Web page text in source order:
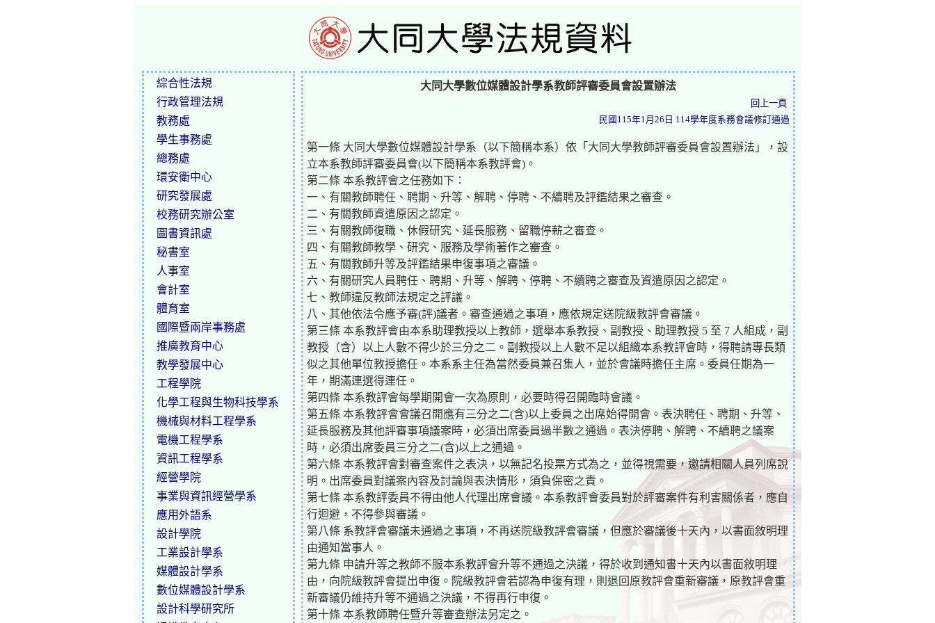
綜合性法規
行政管理法規
教務處
學生事務處
總務處
環安衛中心
研究發展處
校務研究辦公室
圖書資訊處
秘書室
人事室
會計室
體育室
國際暨兩岸事務處
推廣教育中心
教學發展中心
工程學院
化學工程與生物科技學系
機械與材料工程學系
電機工程學系
資訊工程學系
經營學院
事業與資訊經營學系
應用外語系
設計學院
工業設計學系
媒體設計學系
數位媒體設計學系
設計科學研究所
大同大學數位媒體設計學系教師評審委員會設置辦法
回上一頁
民國115年1月26日 114學年度系務會議修訂通過
第一條 大同大學數位媒體設計學系（以下簡稱本系）依「大同大學教師評審委員會設置辦法」，設
立本系教師評審委員會(以下簡稱本系教評會)。
第二條 本系教評會之任務如下：
一、有關教師聘任、聘期、升等、解聘、停聘、不續聘及評鑑結果之審查。
二、有關教師資遣原因之認定。
三、有關教師復職、休假研究、延長服務、留職停薪之審查。
四、有關教師教學、研究、服務及學術著作之審查。
五、有關教師升等及評鑑結果申復事項之審議。
六、有關研究人員聘任、聘期、升等、解聘、停聘、不續聘之審查及資遣原因之認定。
七、教師違反教師法規定之評議。
八、其他依法令應予審(評)議者。審查通過之事項，應依規定送院級教評會審議。
第三條 本系教評會由本系助理教授以上教師，選舉本系教授、副教授、助理教授 5 至 7 人組成，副
教授（含）以上人數不得少於三分之二。副教授以上人數不足以組織本系教評會時，得聘請專長類
似之其他單位教授擔任。本系系主任為當然委員兼召集人，並於會議時擔任主席。委員任期為一
年，期滿連選得連任。
第四條 本系教評會每學期開會一次為原則，必要時得召開臨時會議。
第五條 本系教評會會議召開應有三分之二(含)以上委員之出席始得開會。表決聘任、聘期、升等、
延長服務及其他評審事項議案時，必須出席委員過半數之通過。表決停聘、解聘、不續聘之議案
時，必須出席委員三分之二(含)以上之通過。
第六條 本系教評會對審查案件之表決，以無記名投票方式為之，並得視需要，邀請相關人員列席說
明。出席委員對議案內容及討論與表決情形，須負保密之責。
第七條 本系教評委員不得由他人代理出席會議。本系教評會委員對於評審案件有利害關係者，應自
行迴避，不得參與審議。
第八條 系教評會審議未通過之事項，不再送院級教評會審議，但應於審議後十天內，以書面敘明理
由通知當事人。
第九條 申請升等之教師不服本系教評會升等不通過之決議，得於收到通知書十天內以書面敘明理
由，向院級教評會提出申復。院級教評會若認為申復有理，則退回原教評會重新審議，原教評會重
新審議仍維持升等不通過之決議，不得再行申復。
第十條 本系教師聘任暨升等審查辦法另定之。